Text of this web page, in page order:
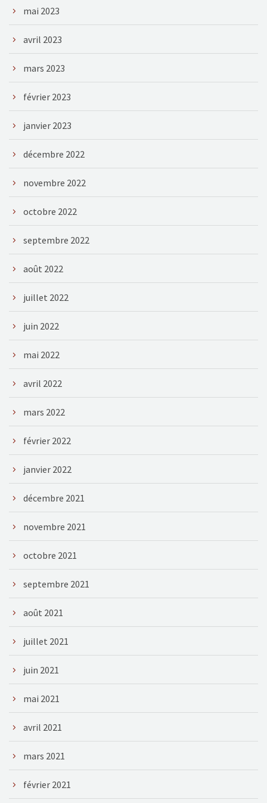
mai 2023
avril 2023
mars 2023
février 2023
janvier 2023
décembre 2022
novembre 2022
octobre 2022
septembre 2022
août 2022
juillet 2022
juin 2022
mai 2022
avril 2022
mars 2022
février 2022
janvier 2022
décembre 2021
novembre 2021
octobre 2021
septembre 2021
août 2021
juillet 2021
juin 2021
mai 2021
avril 2021
mars 2021
février 2021